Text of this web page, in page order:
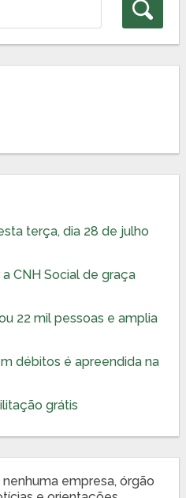
terça, dia 28 de julho
CNH Social de graça
22 mil pessoas e amplia
débitos é apreendida na
grátis
empresa, órgão